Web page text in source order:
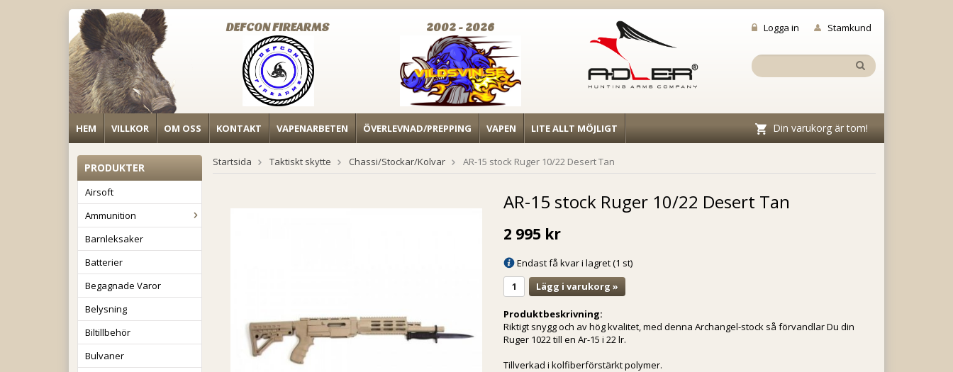
Logga in Stamkund
DEFCON FIREARMS 2002 - 2026
HEM VILLKOR OM OSS KONTAKT VAPENARBETEN ÖVERLEVNAD/PREPPING VAPEN LITE ALLT MÖJLIGT Din varukorg är tom!
PRODUKTER
Airsoft
Ammunition
Barnleksaker
Batterier
Begagnade Varor
Belysning
Biltillbehör
Bulvaner
Startsida Taktiskt skytte Chassi/Stockar/Kolvar AR-15 stock Ruger 10/22 Desert Tan
AR-15 stock Ruger 10/22 Desert Tan
2 995 kr
Endast få kvar i lagret (1 st)
Lägg i varukorg »
Produktbeskrivning:
Riktigt snygg och av hög kvalitet, med denna Archangel-stock så förvandlar Du din
Ruger 1022 till en Ar-15 i 22 lr.
Tillverkad i kolfiberförstärkt polymer.